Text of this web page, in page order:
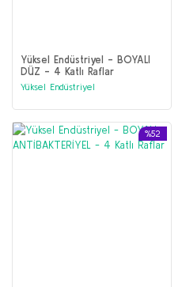
Yüksel Endüstriyel - BOYALI
DÜZ - 4 Katlı Raflar
Yüksel Endüstriyel
%52